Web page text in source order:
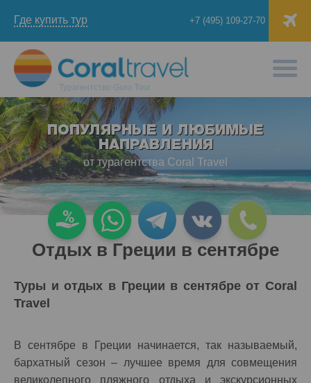
Где купить тур +7 (495) 109-27-70
Турагентство Guru Tour
ПОПУЛЯРНЫЕ И ЛЮБИМЫЕ
НАПРАВЛЕНИЯ
от турагентства Coral Travel
Отдых в Греции в сентябре
Туры и отдых в Греции в сентябре от Coral
Travel
В сентябре в Греции начинается, так называемый,
бархатный сезон – лучшее время для совмещения
великолепного пляжного отдыха и экскурсионных